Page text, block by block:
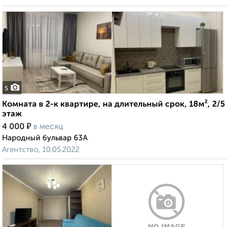
5
Комната в 2-к квартире, на длительный срок, 18м², 2/5
этаж
4 000 ₽ в месяц
Народный бульвар 63А
Агентство, 10.05.2022